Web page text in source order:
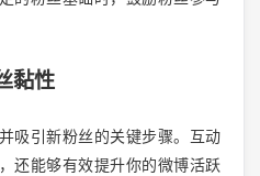
黏性
吸引新粉丝的关键步骤。互动
还能够有效提升你的微博活跃